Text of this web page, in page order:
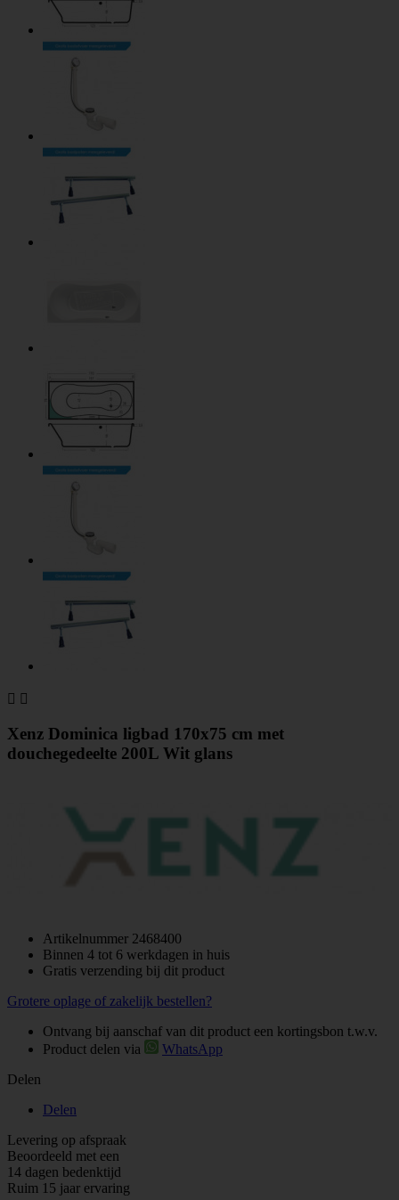
 
Xenz Dominica ligbad 170x75 cm met
douchegedeelte 200L Wit glans
Artikelnummer 2468400
Binnen 4 tot 6 werkdagen in huis
Gratis verzending bij dit product
Grotere oplage of zakelijk bestellen?
Ontvang bij aanschaf van dit product een kortingsbon t.w.v.
Product delen via
WhatsApp
Delen
Delen
Levering op afspraak
Beoordeeld met een
14 dagen bedenktijd
Ruim 15 jaar ervaring